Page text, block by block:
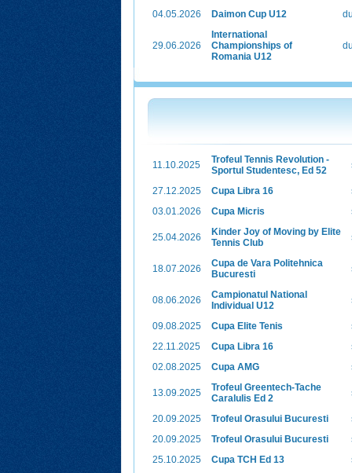
04.05.2026 Daimon Cup U12
29.06.2026
International
Championships of
Romania U12
11.10.2025
Trofeul Tennis Revolution -
Sportul Studentesc, Ed 52
27.12.2025 Cupa Libra 16
03.01.2026
Cupa Micris
25.04.2026
Kinder Joy of Moving by Elite
Tennis Club
18.07.2026
Cupa de Vara Politehnica
Bucuresti
08.06.2026
Campionatul National
Individual U12
09.08.2025 Cupa Elite Tenis
22.11.2025
Cupa Libra 16
02.08.2025
Cupa AMG
13.09.2025
Trofeul Greentech-Tache
Caralulis Ed 2
20.09.2025 Trofeul Orasului Bucuresti
20.09.2025
Trofeul Orasului Bucuresti
25.10.2025
Cupa TCH Ed 13